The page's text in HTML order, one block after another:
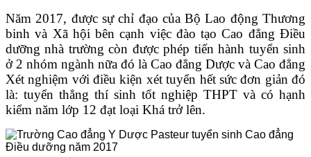
Năm 2017, được sự chỉ đạo của Bộ Lao động Thương
binh và Xã hội bên cạnh việc đào tạo Cao đẳng Điều
dưỡng nhà trường còn được phép tiến hành tuyển sinh
ở 2 nhóm ngành nữa đó là Cao đẳng Dược và Cao đẳng
Xét nghiệm với điều kiện xét tuyển hết sức đơn giản đó
là: tuyển thẳng thí sinh tốt nghiệp THPT và có hạnh
kiểm năm lớp 12 đạt loại Khá trở lên.